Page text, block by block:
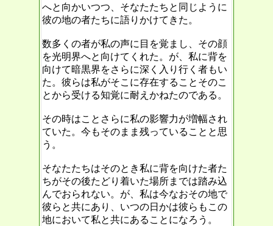
へと向かいつつ、そなたたちと同じように
彼の地の者たちに語りかけてきた。
数多くの者が私の声に目を覚まし、その顔
を光明界へと向けてくれた。が、私に背を
向けて暗黒界をさらに深く入り行く者もい
た。彼らは私がそこに存在することそのこ
とから受ける知覚に耐えかねたのである。
その時はことさらに私の影響力が増幅され
ていた。今もそのまま残っていることと思
う。
そなたたちはそのとき私に背を向けた者た
ちがその後たどり着いた場所までは踏み込
んでおられない。が、私は今なおその地で
彼らと共にあり、いつの日かは彼らもこの
地において私と共にあることになろう。